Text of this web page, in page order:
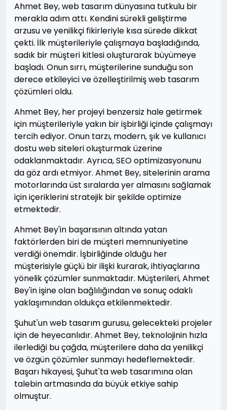
Ahmet Bey, web tasarım dünyasına tutkulu bir
merakla adım attı. Kendini sürekli geliştirme
arzusu ve yenilikçi fikirleriyle kısa sürede dikkat
çekti. İlk müşterileriyle çalışmaya başladığında,
sadık bir müşteri kitlesi oluşturarak büyümeye
başladı. Onun sırrı, müşterilerine sunduğu son
derece etkileyici ve özelleştirilmiş web tasarım
çözümleri oldu.
Ahmet Bey, her projeyi benzersiz hale getirmek
için müşterileriyle yakın bir işbirliği içinde çalışmayı
tercih ediyor. Onun tarzı, modern, şık ve kullanıcı
dostu web siteleri oluşturmak üzerine
odaklanmaktadır. Ayrıca, SEO optimizasyonunu
da göz ardı etmiyor. Ahmet Bey, sitelerinin arama
motorlarında üst sıralarda yer almasını sağlamak
için içeriklerini stratejik bir şekilde optimize
etmektedir.
Ahmet Bey'in başarısının altında yatan
faktörlerden biri de müşteri memnuniyetine
verdiği önemdir. İşbirliğinde olduğu her
müşterisiyle güçlü bir ilişki kurarak, ihtiyaçlarına
yönelik çözümler sunmaktadır. Müşterileri, Ahmet
Bey'in işine olan bağlılığından ve sonuç odaklı
yaklaşımından oldukça etkilenmektedir.
Şuhut'un web tasarım gurusu, gelecekteki projeler
için de heyecanlıdır. Ahmet Bey, teknolojinin hızla
ilerlediği bu çağda, müşterilere daha da yenilikçi
ve özgün çözümler sunmayı hedeflemektedir.
Başarı hikayesi, Şuhut'ta web tasarımına olan
talebin artmasında da büyük etkiye sahip
olmuştur.